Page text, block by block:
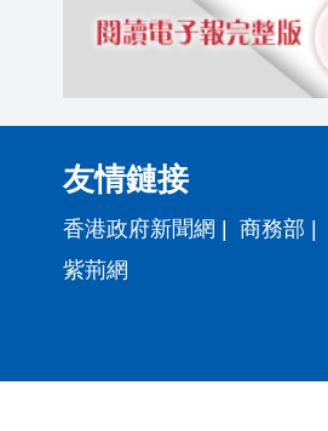
友情鏈接
香港政府新聞網 | 商務部 |
紫荊網